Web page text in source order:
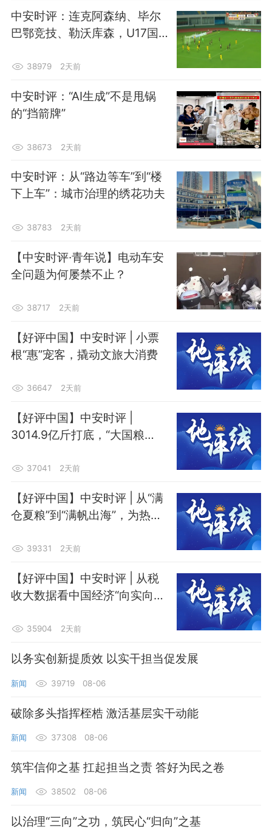
中安时评：连克阿森纳、毕尔
巴鄂竞技、勒沃库森，U17国足
38979 2天前
中安时评：“AI生成”不是甩锅
的“挡箭牌”
38673 2天前
中安时评：从“路边等车”到“楼
下上车”：城市治理的绣花功夫
38783 2天前
【中安时评·青年说】电动车安
全问题为何屡禁不止？
38717 2天前
【好评中国】中安时评 | 小票
根“惠”宠客，撬动文旅大消费
36647 2天前
【好评中国】中安时评 |
3014.9亿斤打底，“大国粮
37041 2天前
【好评中国】中安时评 | 从“满
仓夏粮”到“满帆出海”，为热气
39331 2天前
【好评中国】中安时评 | 从税
收大数据看中国经济“向实向新
35904 2天前
以务实创新提质效 以实干担当促发展
新闻 39719 08-06
破除多头指挥桎梏 激活基层实干动能
新闻 37308 08-06
筑牢信仰之基 扛起担当之责 答好为民之卷
新闻 38502 08-06
以治理“三向”之功，筑民心“归向”之基